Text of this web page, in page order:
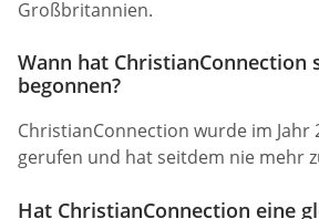
Großbritannien.
Wann hat ChristianConnection
begonnen?
ChristianConnection wurde im Jahr
gerufen und hat seitdem nie mehr
Hat ChristianConnection eine